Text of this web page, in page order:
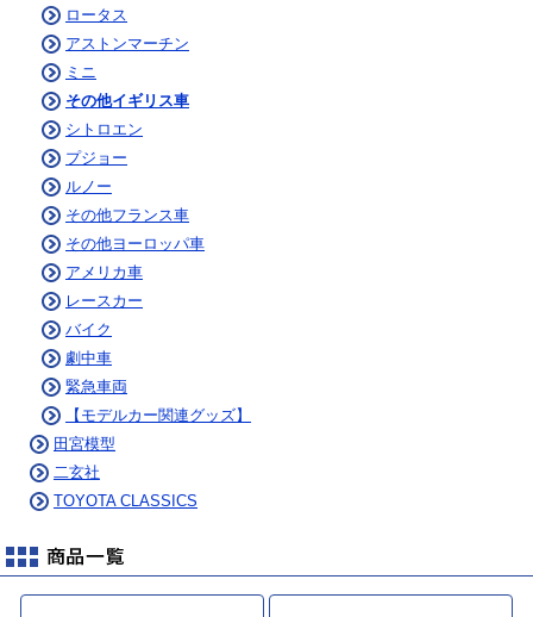
ロータス
アストンマーチン
ミニ
その他イギリス車
シトロエン
プジョー
ルノー
その他フランス車
その他ヨーロッパ車
アメリカ車
レースカー
バイク
劇中車
緊急車両
【モデルカー関連グッズ】
田宮模型
二玄社
TOYOTA CLASSICS